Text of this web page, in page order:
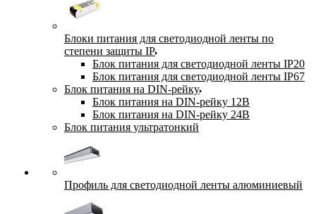
Блоки питания для светодиодной ленты по
степени защиты IP
Блок питания для светодиодной ленты IP20
Блок питания для светодиодной ленты IP67
Блок питания на DIN-рейку
Блок питания на DIN-рейку 12В
Блок питания на DIN-рейку 24В
Блок питания ультратонкий
Профиль для светодиодной ленты алюминиевый